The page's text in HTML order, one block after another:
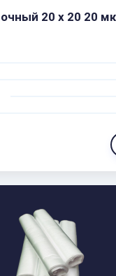
20 х 20 20